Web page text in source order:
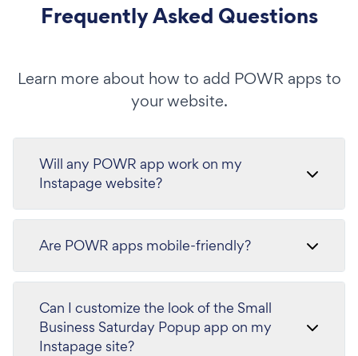
Frequently Asked Questions
Learn more about how to add POWR apps to
your website.
Will any POWR app work on my
Instapage website?
Are POWR apps mobile-friendly?
Can I customize the look of the Small
Business Saturday Popup app on my
Instapage site?